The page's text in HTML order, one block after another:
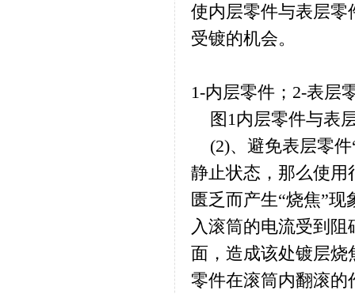
使内层零件与表层零
受镀的机会。
1-内层零件；2-表层
图1内层零件与表
(2)、避免表层零件
静止状态，那么使用
匮乏而产生“烧焦”
入滚筒的电流受到
面，造成该处镀层烧
零件在滚筒内翻滚